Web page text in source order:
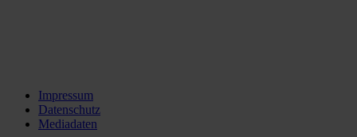
Impressum
Datenschutz
Mediadaten